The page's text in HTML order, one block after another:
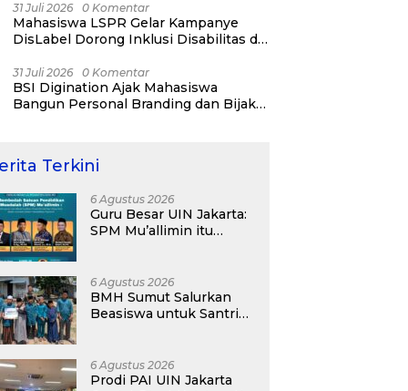
31 Juli 2026 0 Komentar
Mahasiswa LSPR Gelar Kampanye
DisLabel Dorong Inklusi Disabilitas di
31 Juli 2026 0 Komentar
BSI Digination Ajak Mahasiswa
Bangun Personal Branding dan Bijak
Terkini
6 Agustus 2026
Guru Besar UIN Jakarta:
SPM Mu’allimin itu
6 Agustus 2026
BMH Sumut Salurkan
Beasiswa untuk Santri
6 Agustus 2026
Prodi PAI UIN Jakarta